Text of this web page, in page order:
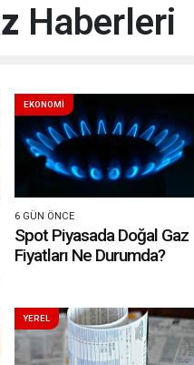
Haberleri
EKONOMİ
6 GÜN ÖNCE
Spot Piyasada Doğal Gaz
Fiyatları Ne Durumda?
YEREL